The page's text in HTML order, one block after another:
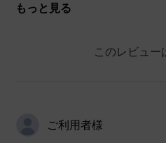
もっと見る
このレビュー
ご利用者様